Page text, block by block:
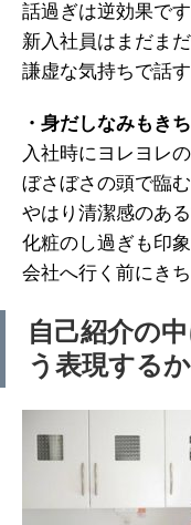
話過ぎは逆効果です
新入社員はまだま
謙虚な気持ちで話
・身だしなみもき
入社時にヨレヨレ
ぼさぼさの頭で臨
やはり清潔感のあ
化粧のし過ぎも印
会社へ行く前にき
自己紹介の
う表現するか